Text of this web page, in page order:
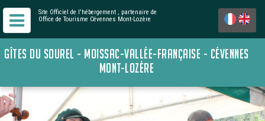
Site Officiel de l'hébergement , partenaire de
Office de Tourisme Cévennes Mont-Lozère
GÎTES DU SOUREL - MOISSAC-VALLÉE-FRANÇAISE - CÉVENNES
MONT-LOZÈRE